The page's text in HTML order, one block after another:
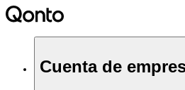
Cuenta de